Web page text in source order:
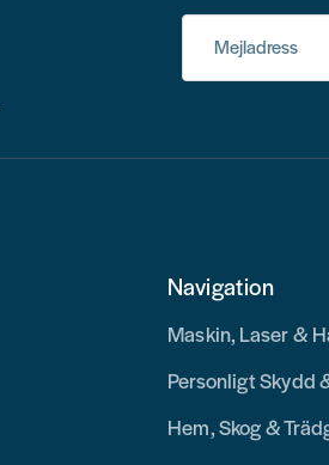
Mejladress
Navigation
Maskin, Laser &
Personligt Skydd
Hem, Skog &